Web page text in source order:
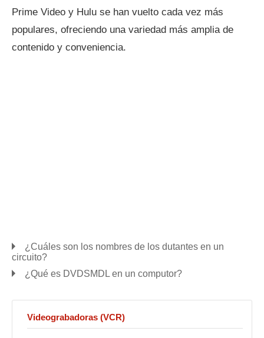
Prime Video y Hulu se han vuelto cada vez más
populares, ofreciendo una variedad más amplia de
contenido y conveniencia.
¿Cuáles son los nombres de los dutantes en un
circuito?
¿Qué es DVDSMDL en un computor?
Videograbadoras (VCR)